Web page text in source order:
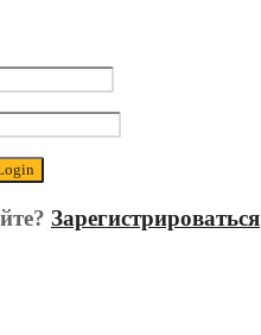
Зарегистрироваться